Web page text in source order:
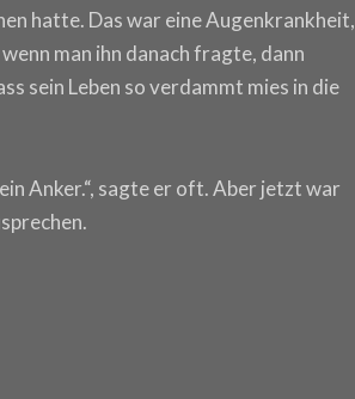
hatte. Das war eine Augenkrankheit,
man ihn danach fragte, dann
sein Leben so verdammt mies in die
Anker.“, sagte er oft. Aber jetzt war